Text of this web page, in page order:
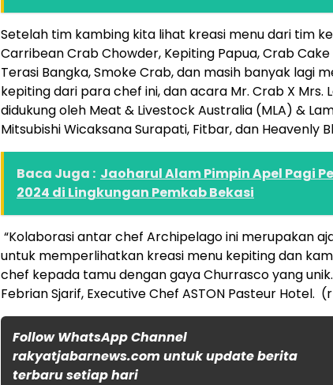
Setelah tim kambing kita lihat kreasi menu dari tim
Carribean Crab Chowder, Kepiting Papua, Crab Cake
Terasi Bangka, Smoke Crab, dan masih banyak lagi
kepiting dari para chef ini, dan acara Mr. Crab X Mrs.
didukung oleh Meat & Livestock Australia (MLA) &
Mitsubishi Wicaksana Surapati, Fitbar, dan Heavenly
Baca Juga : Jaoharul Alam Pimpin Apel Pagi
2024 di Lingkungan Pemkab Bekasi
“Kolaborasi antar chef Archipelago ini merupakan
untuk memperlihatkan kreasi menu kepiting dan
chef kepada tamu dengan gaya Churrasco yang unik.
Febrian Sjarif, Executive Chef ASTON Pasteur Hotel.
Follow WhatsApp Channel
rakyatjabarnews.com untuk update berita
terbaru setiap hari